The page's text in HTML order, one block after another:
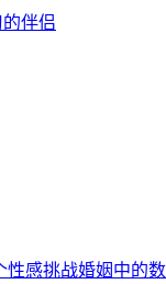
伴侣
性感挑战婚姻中的